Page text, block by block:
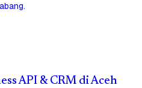
API & CRM di Aceh